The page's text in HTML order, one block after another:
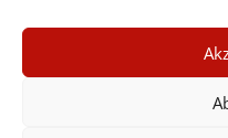
Zum
erscheint